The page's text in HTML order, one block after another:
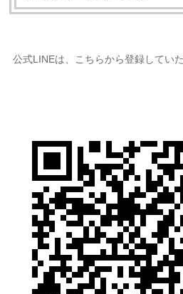
公式LINEは、こちらから登録してい